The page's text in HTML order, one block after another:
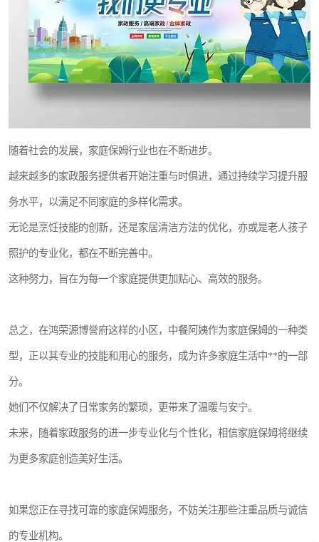
随着社会的发展，家庭保姆行业也在不断进步。
越来越多的家政服务提供者开始注重与时俱进，通过持续学习提升服
务水平，以满足不同家庭的多样化需求。
无论是烹饪技能的创新，还是家居清洁方法的优化，亦或是老人孩子
照护的专业化，都在不断完善中。
这种努力，旨在为每一个家庭提供更加贴心、高效的服务。
总之，在鸿荣源博誉府这样的小区，中餐阿姨作为家庭保姆的一种类
型，正以其专业的技能和用心的服务，成为许多家庭生活中**的一部
分。
她们不仅解决了日常家务的繁琐，更带来了温暖与安宁。
未来，随着家政服务的进一步专业化与个性化，相信家庭保姆将继续
为更多家庭创造美好生活。
如果您正在寻找可靠的家庭保姆服务，不妨关注那些注重品质与诚信
的专业机构。